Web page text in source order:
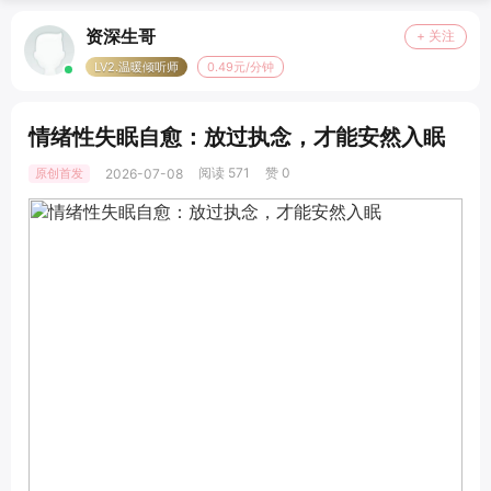
资深生哥 + 关注
LV2.温暖倾听师 0.49元/分钟
情绪性失眠自愈：放过执念，才能安然入眠
原创首发 2026-07-08 阅读 571 赞 0